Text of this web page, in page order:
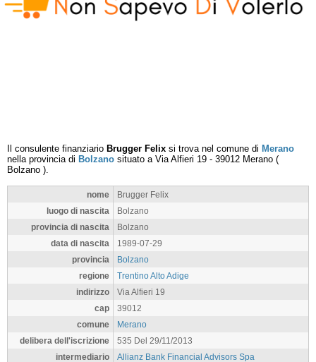
Il consulente finanziario Brugger Felix si trova nel comune di Merano
nella provincia di Bolzano situato a Via Alfieri 19 - 39012 Merano (
Bolzano ).
nome
Brugger Felix
luogo di nascita
Bolzano
provincia di nascita
Bolzano
data di nascita
1989-07-29
provincia
Bolzano
regione
Trentino Alto Adige
indirizzo
Via Alfieri 19
cap
39012
comune
Merano
delibera dell'iscrizione
535 Del 29/11/2013
intermediario
Allianz Bank Financial Advisors Spa